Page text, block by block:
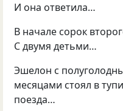
И она ответила…
В начале сорок
С двумя детьми…
Эшелон с
месяцами стоял в
поезда…